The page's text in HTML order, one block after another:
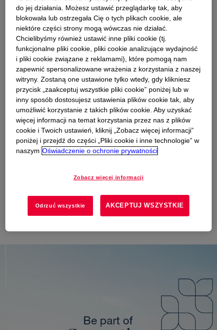
sprzęcie AGD, samochodach czy środkach
ochrony roślin. W Dow dbamy również o
środowisko i efektywne wykorzystanie energii i
surowców. Chcemy być nie tylko globalnym
partnerem dla naszych klientów, ale również
dobrym sąsiadem w regionie. Sąsiadem, który
wspiera lokalne organizacje niekomercyjne w
stawianiu czoła wyzwaniom stojącym przed
naszym społeczeństwem i dzieli się swoją wizją
integracji i różnorodności. Realizujemy różne
projekty charytatywne, między innymi dla
Chemicznego Koła Naukowego Politechniki
Warszawskiej "FLOGISTON"opens in a new tab
,Fundacji Habitat
Towarzystwa Ochrony Ptaków (OTOP)
Dowiedz się więcej o Dow
do jej działania. Możesz ustawić przeglądarkę tak, aby
blokowała lub ostrzegała Cię o tych plikach cookie, ale
niektóre części strony mogą wówczas nie działać.
Chcielibyśmy również ustawić inne pliki cookie (tj.
funkcjonalne pliki cookie, pliki cookie analizujące wydajność
i pliki cookie związane z reklamami), które pomogą nam
zapewnić spersonalizowane wrażenia z korzystania z naszej
witryny. Zostaną one ustawione tylko wtedy, gdy klikniesz
przycisk „zaakceptuj wszystkie pliki cookie” poniżej lub w
inny sposób dostosujesz ustawienia plików cookie tak, aby
umożliwić korzystanie z takich plików cookie. Aby uzyskać
więcej informacji na temat korzystania przez nas z plików
cookie i Twoich ustawień, kliknij „Zobacz więcej informacji”
poniżej i przejdź do części „Pliki cookie i inne technologie” w
naszym Oświadczenie o ochronie prywatności
Zobacz więcej informacji
Odrzuć wszystkie AKCEPTUJ WSZYSTKIE